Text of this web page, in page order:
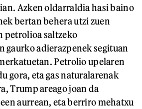
Azken oldarraldia hasi baino
bertan behera utzi zuen
petrolioa saltzeko
gaurko adierazpenek segituan
Petrolio upelaren
gora, eta gas naturalarenak
Trump areago joan da
aurrean, eta berriro mehatxu